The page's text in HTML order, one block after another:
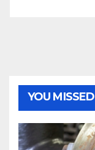
YOU MISSED